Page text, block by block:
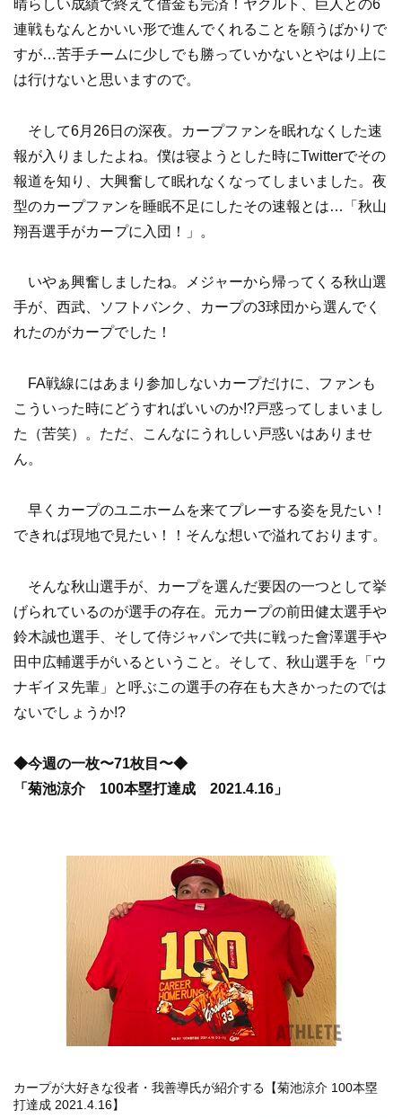
晴らしい成績で終えて借金も完済！ヤクルト、巨人との6
連戦もなんとかいい形で進んでくれることを願うばかりで
すが…苦手チームに少しでも勝っていかないとやはり上に
は行けないと思いますので。
そして6月26日の深夜。カープファンを眠れなくした速
報が入りましたよね。僕は寝ようとした時にTwitterでその
報道を知り、大興奮して眠れなくなってしまいました。夜
型のカープファンを睡眠不足にしたその速報とは…「秋山
翔吾選手がカープに入団！」。
いやぁ興奮しましたね。メジャーから帰ってくる秋山選
手が、西武、ソフトバンク、カープの3球団から選んでく
れたのがカープでした！
FA戦線にはあまり参加しないカープだけに、ファンも
こういった時にどうすればいいのか!?戸惑ってしまいまし
た（苦笑）。ただ、こんなにうれしい戸惑いはありませ
ん。
早くカープのユニホームを来てプレーする姿を見たい！
できれば現地で見たい！！そんな想いで溢れております。
そんな秋山選手が、カープを選んだ要因の一つとして挙
げられているのが選手の存在。元カープの前田健太選手や
鈴木誠也選手、そして侍ジャパンで共に戦った會澤選手や
田中広輔選手がいるということ。そして、秋山選手を「ウ
ナギイヌ先輩」と呼ぶこの選手の存在も大きかったのでは
ないでしょうか!?
◆今週の一枚〜71枚目〜◆
「菊池涼介 100本塁打達成 2021.4.16」
カープが大好きな役者・我善導氏が紹介する【菊池涼介 100本塁
打達成 2021.4.16】